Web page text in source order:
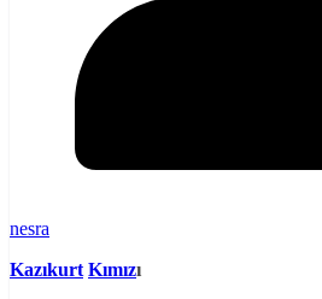
nesra
Kazıkurt Kımızı